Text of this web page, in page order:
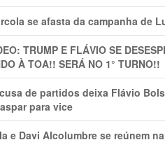
se afasta da campanha de
TRUMP E FLÁVIO SE
À TOA!! SERÁ NO 1° TURNO!!
de partidos deixa Flávio
para vice
e Davi Alcolumbre se reúnem